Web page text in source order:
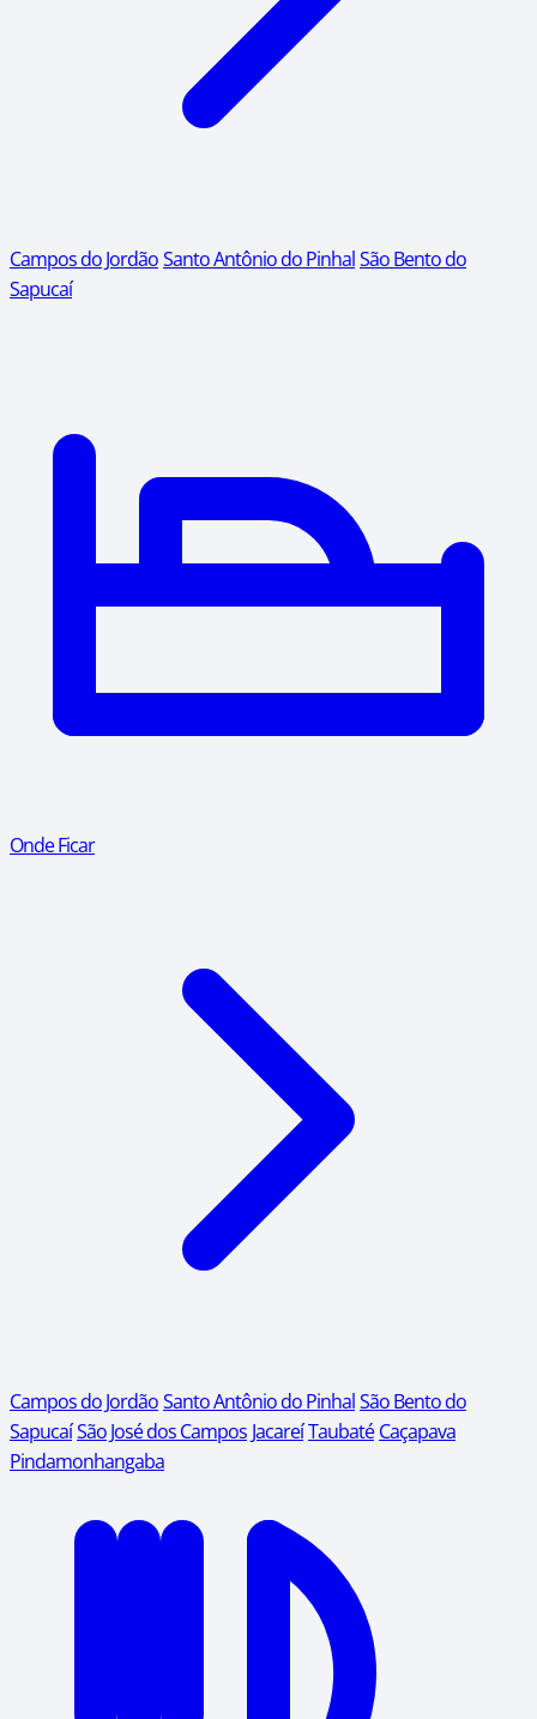
Campos do JordãoSanto Antônio do PinhalSão Bento do
Sapucaí
Onde Ficar
Campos do JordãoSanto Antônio do PinhalSão Bento do
SapucaíSão José dos Campos JacareíTaubaté Caçapava
Pindamonhangaba